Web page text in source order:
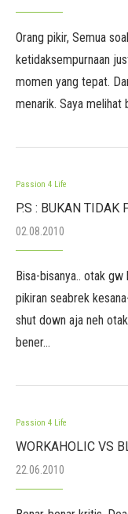
Orang pikir, Semua
ketidaksempurnaan
momen yang tepat.
menarik. Saya melihat
Passion 4 Life
P.S : BUKAN TIDAK
02.08.2010
Bisa-bisanya.. otak
pikiran seabrek
shut down aja neh
bener…
Passion 4 Life
WORKAHOLIC VS
22.06.2010